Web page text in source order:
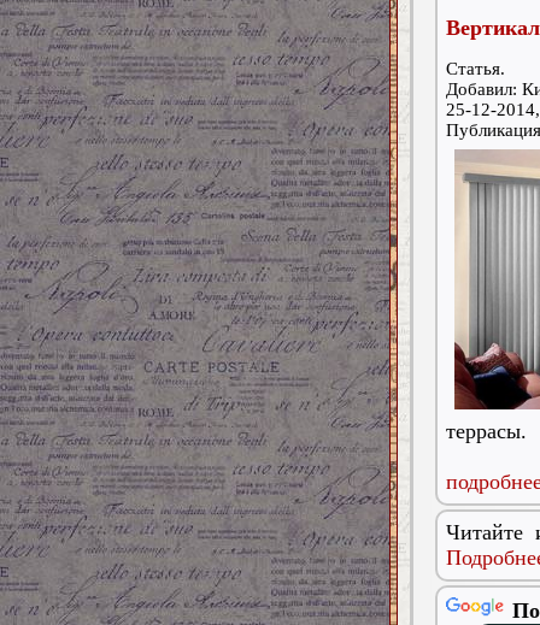
Статья.
Добавил:
25-12-
террасы.
Читайте